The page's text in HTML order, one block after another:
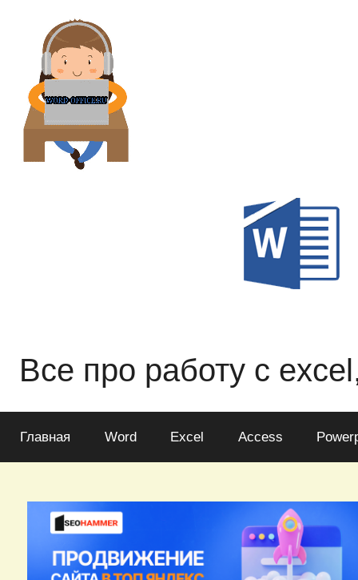
содержимому
Все про работу с
Главная Word Excel Access